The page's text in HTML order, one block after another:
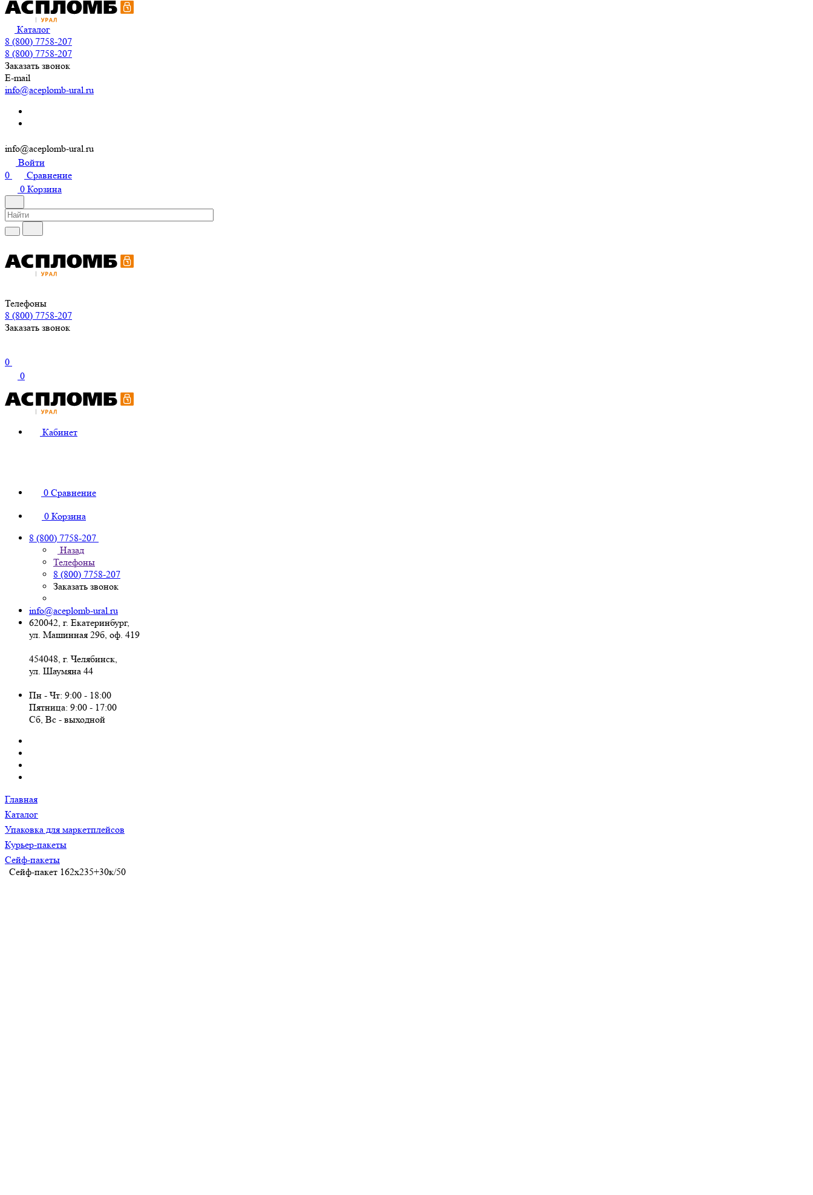
Каталог
8 (800) 7758-207
8 (800) 7758-207
Заказать звонок
E-mail
info@aceplomb-ural.ru
info@aceplomb-ural.ru
Войти
0
Сравнение
0 Корзина
Телефоны
8 (800) 7758-207
Заказать звонок
0
0
Кабинет
0 Сравнение
0 Корзина
8 (800) 7758-207
Назад
Телефоны
8 (800) 7758-207
Заказать звонок
info@aceplomb-ural.ru
620042, г. Екатеринбург,
ул. Машинная 29б, оф. 419
454048, г. Челябинск,
ул. Шаумяна 44
Пн - Чт: 9:00 - 18:00
Пятница: 9:00 - 17:00
Сб, Вc - выходной
Главная
Каталог
Упаковка для маркетплейсов
Курьер-пакеты
Сейф-пакеты
Сейф-пакет 162х235+30к/50